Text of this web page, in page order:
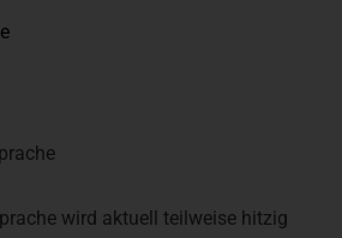
wird aktuell teilweise hitzig